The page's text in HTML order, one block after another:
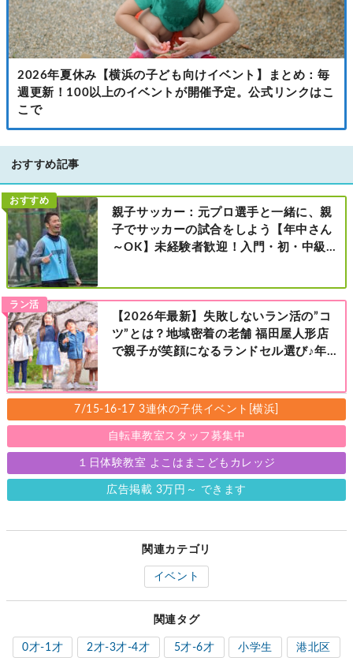
2026年夏休み【横浜の子ども向けイベント】まとめ：毎
週更新！100以上のイベントが開催予定。公式リンクはこ
こで
おすすめ記事
おすすめ
親子サッカー：元プロ選手と一緒に、親
子でサッカーの試合をしよう【年中さん
～OK】未経験者歓迎！入門・初・中級の
ラン活
【2026年最新】失敗しないラン活の”コ
ツ”とは？地域密着の老舗 福田屋人形店
で親子が笑顔になるランドセル選び♪年
店・町田店・マルイファミリー溝口店］
7/15-16-17 3連休の子供イベント[横浜]
自転車教室スタッフ募集中
１日体験教室 よこはまこどもカレッジ
広告掲載 3万円～ できます
関連カテゴリ
イベント
関連タグ
0才-1才 2才-3才-4才 5才-6才 小学生 港北区